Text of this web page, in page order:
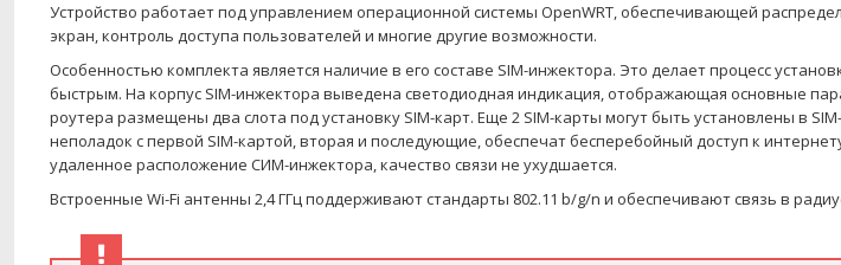
Устройство работает под управлением операционной системы OpenWRT, обеспечивающей
экран, контроль доступа пользователей и многие другие возможности.
Особенностью комплекта является наличие в его составе SIM-инжектора. Это делает процесс
быстрым. На корпус SIM-инжектора выведена светодиодная индикация, отображающая основные
роутера размещены два слота под установку SIM-карт. Еще 2 SIM-карты могут быть установлены в
неполадок с первой SIM-картой, вторая и последующие, обеспечат бесперебойный доступ к
удаленное расположение СИМ-инжектора, качество связи не ухудшается.
Встроенные Wi-Fi антенны 2,4 ГГц поддерживают стандарты 802.11 b/g/n и обеспечивают связь в